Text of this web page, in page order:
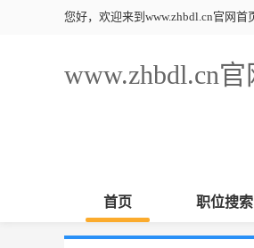
您好，欢迎来到www.zhbdl.cn官网首
www.zhbdl.cn
首页 职位搜索